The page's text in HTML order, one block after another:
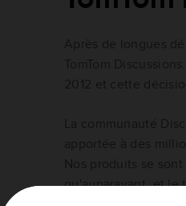
qu'auparavant, et le